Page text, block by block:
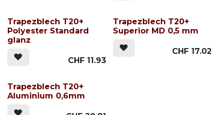
Trapezblech T20+
Polyester Standard
glanz
CHF 11.93
Trapezblech T20+
Superior MD 0,5 mm
CHF 17.02
Trapezblech T20+
Aluminium 0,6mm